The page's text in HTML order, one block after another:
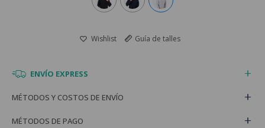
Guía de talles
ENVÍO EXPRESS
MÉTODOS Y COSTOS DE ENVÍO
MÉTODOS DE PAGO